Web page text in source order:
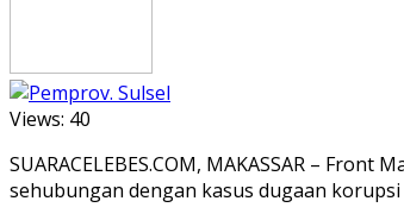
Views: 40
SUARACELEBES.COM, MAKASSAR –
sehubungan dengan kasus dugaan